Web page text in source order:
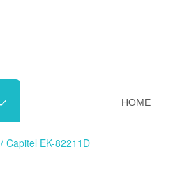
HOME
/ Capitel EK-82211D